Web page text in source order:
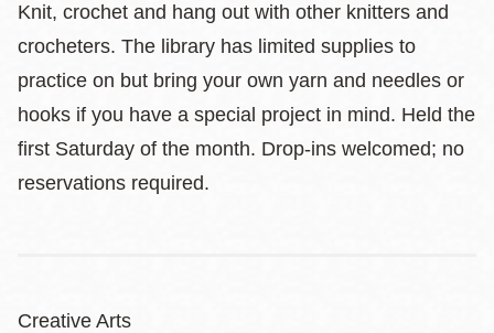
Knit, crochet and hang out with other knitters and
crocheters. The library has limited supplies to
practice on but bring your own yarn and needles or
hooks if you have a special project in mind. Held the
first Saturday of the month. Drop-ins welcomed; no
reservations required.
Creative Arts